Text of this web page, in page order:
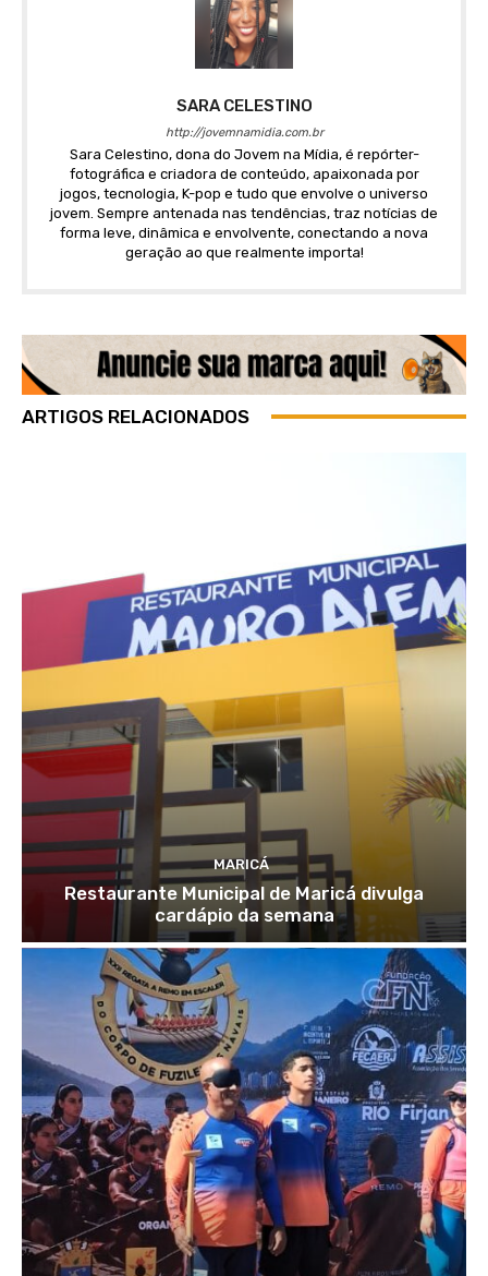
SARA CELESTINO
http://jovemnamidia.com.br
Sara Celestino, dona do Jovem na Mídia, é repórter-
fotográfica e criadora de conteúdo, apaixonada por
jogos, tecnologia, K-pop e tudo que envolve o universo
jovem. Sempre antenada nas tendências, traz notícias de
forma leve, dinâmica e envolvente, conectando a nova
geração ao que realmente importa!
ARTIGOS RELACIONADOS
MARICÁ
Restaurante Municipal de Maricá divulga
cardápio da semana